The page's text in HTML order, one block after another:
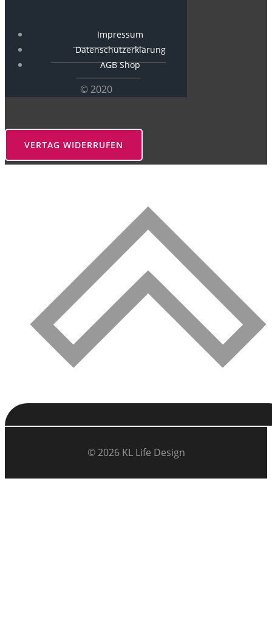
Impressum
Datenschutzerklärung
AGB Shop
© 2020
VERTAG WIDERRUFEN
© 2026 KL Life Design